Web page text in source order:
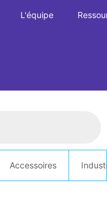
L'équipe
Accessoires